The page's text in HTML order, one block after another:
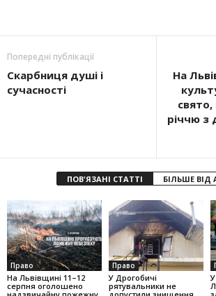
Попередні публікації
Скарбниця душі і
сучасності
На
свято,
річчю з
ПОВ'ЯЗАНІ СТАТТІ БІЛЬШЕ ВІД
Право
На Львівщині 11–12
серпня оголошено
Право
У Дрогобичі
рятувальники не